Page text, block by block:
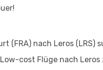
(FRA) nach Leros (LRS)
cost Flüge nach Leros